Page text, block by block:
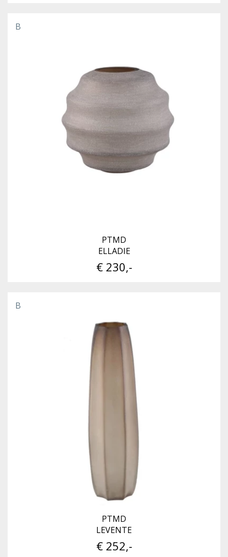
B
PTMD
ELLADIE
€ 230,-
B
PTMD
LEVENTE
€ 252,-